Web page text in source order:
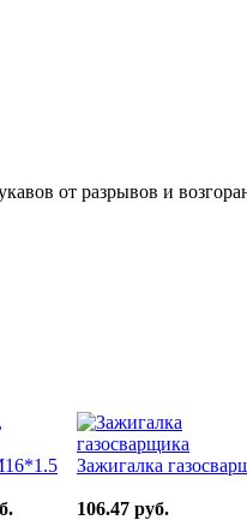
от разрывов и
Зажигалка
106.47 руб.